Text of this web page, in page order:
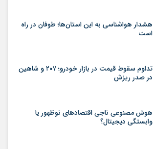
هشدار هواشناسی به این استان‌ها؛ طوفان در راه
است
تداوم سقوط قیمت در بازار خودرو؛ ۲۰۷ و شاهین
در صدر ریزش
هوش مصنوعی ناجی اقتصادهای نوظهور یا
وابستگی دیجیتال؟